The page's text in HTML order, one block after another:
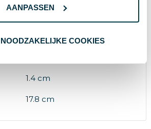
AANPASSEN
COOKIES
Standaard uitvoering
1.4 cm
17.8 cm